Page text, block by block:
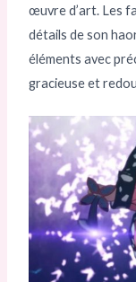
œuvre d’art. Les
détails de son
éléments avec
gracieuse et